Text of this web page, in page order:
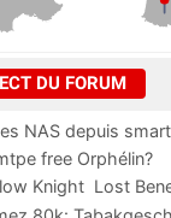
DU FORUM
NAS depuis
free Orphélin?
Knight  Lost